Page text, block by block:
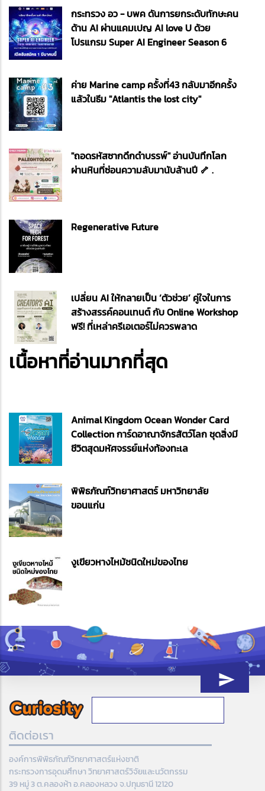
กระทรวง อว - บพค ดันการยกระดับทักษะคน
ด้าน AI ผ่านแคมเปญ AI love U ด้วย
โปรแกรม Super AI Engineer Season 6
ค่าย Marine camp ครั้งที่43 กลับมาอีกครั้ง
แล้วในธีม "Atlantis the lost city"
"ถอดรหัสซากดึกดำบรรพ์" อ่านบันทึกโลก
ผ่านหินที่ซ่อนความลับมานับล้านปี 🦴 .
Regenerative Future
เปลี่ยน AI ให้กลายเป็น ‘ตัวช่วย’ คู่ใจในการ
สร้างสรรค์คอนเทนต์ กับ Online Workshop
ฟรี! ที่เหล่าครีเอเตอร์ไม่ควรพลาด
เนื้อหาที่อ่านมากที่สุด
Animal Kingdom Ocean Wonder Card
Collection การ์ดอาณาจักรสัตว์โลก ชุดสิ่งมี
ชีวิตสุดมหัศจรรย์แห่งท้องทะเล
พิพิธภัณฑ์วิทยาศาสตร์ มหาวิทยาลัย
ขอนแก่น
งูเขียวหางไหม้ชนิดใหม่ของไทย
ติดต่อเรา
องค์การพิพิธภัณฑ์วิทยาศาสตร์แห่งชาติ
กระทรวงการอุดมศึกษา วิทยาศาสตร์วิจัยและนวัตกรรม
39 หมู่ 3 ต.คลองห้า อ.คลองหลวง จ.ปทุมธานี 12120